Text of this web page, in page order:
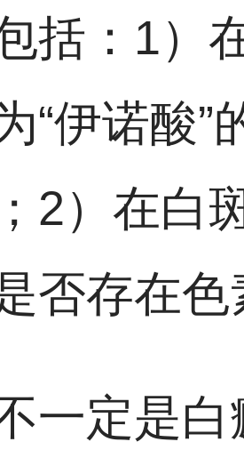
括：1）
“伊诺酸”
2）在白
否存在色
一定是